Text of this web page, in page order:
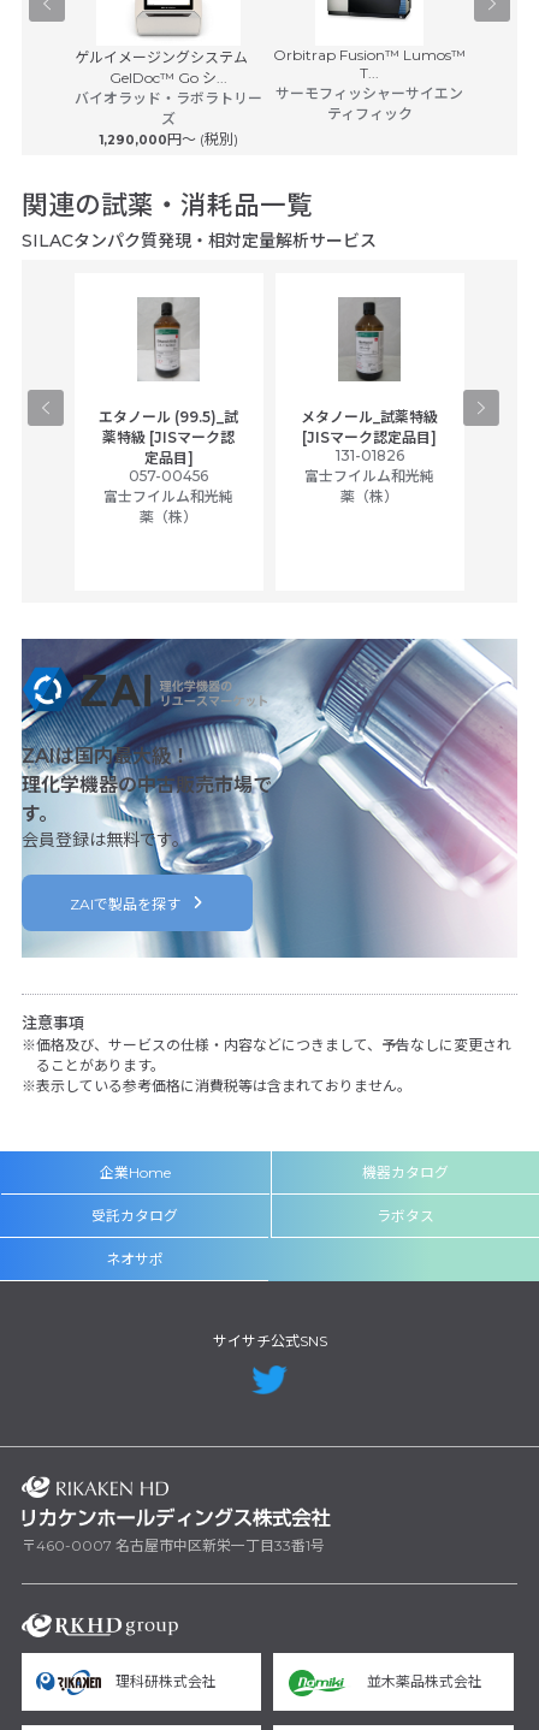
ゲルイメージングシステム
GelDoc™ Go シ...
バイオラッド・ラボラトリー
ズ
1,290,000円〜 (税別)
Orbitrap Fusion™ Lumos™
T...
サーモフィッシャーサイエン
ティフィック
関連の試薬・消耗品一覧
SILACタンパク質発現・相対定量解析サービス
エタノール (99.5)_試
薬特級 [JISマーク認
定品目]
057-00456
富士フイルム和光純
薬（株）
メタノール_試薬特級
[JISマーク認定品目]
131-01826
富士フイルム和光純
薬（株）
ZAIは国内最大級！
理化学機器の中古販売市場で
す。
会員登録は無料です。
ZAIで製品を探す
注意事項
価格及び、サービスの仕様・内容などにつきまして、予告なしに変更され
ることがあります。
表示している参考価格に消費税等は含まれておりません。
企業Home 機器カタログ
受託カタログ ラボタス
ネオサポ
サイサチ公式SNS
〒460-0007 名古屋市中区新栄一丁目33番1号
理科研株式会社 並木薬品株式会社